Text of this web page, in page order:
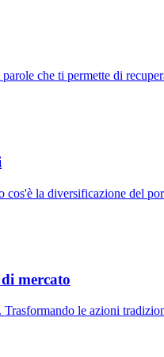
che ti permette di
la diversificazione del
mercato
le azioni